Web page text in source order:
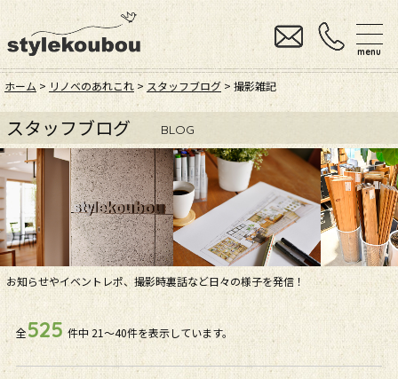
menu
ホーム > リノベのあれこれ > スタッフブログ > 撮影雑記
スタッフブログ BLOG
お知らせやイベントレポ、撮影時裏話など日々の様子を発信！
全525 件中21〜40件を表示しています。